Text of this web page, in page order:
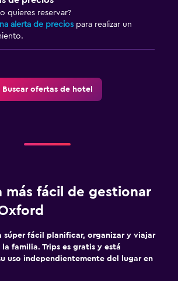
quieres reservar?
alerta de precios para realizar un
Buscar ofertas de hotel
más fácil de gestionar
súper fácil planificar, organizar y viajar
familia. Trips es gratis y está
uso independientemente del lugar en